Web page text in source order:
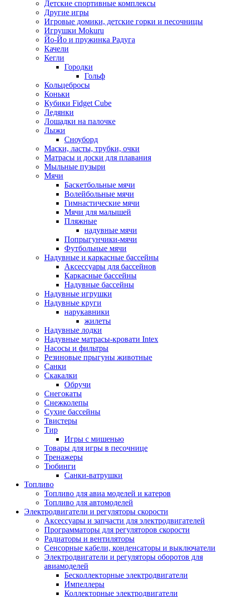
Детские спортивные комплексы
Другие игры
Игровые домики, детские горки и песочницы
Игрушки Mokuru
Йо-Йо и пружинка Радуга
Качели
Кегли
Городки
Гольф
Кольцебросы
Коньки
Кубики Fidget Cube
Ледянки
Лошадки на палочке
Лыжи
Сноуборд
Маски, ласты, трубки, очки
Матрасы и доски для плавания
Мыльные пузыри
Мячи
Баскетбольные мячи
Волейбольные мячи
Гимнастические мячи
Мячи для малышей
Пляжные
надувные мячи
Попрыгунчики-мячи
Футбольные мячи
Надувные и каркасные бассейны
Аксессуары для бассейнов
Каркасные бассейны
Надувные бассейны
Надувные игрушки
Надувные круги
нарукавники
жилеты
Надувные лодки
Надувные матрасы-кровати Intex
Насосы и фильтры
Резиновые прыгуны животные
Санки
Скакалки
Обручи
Снегокаты
Снежколепы
Сухие бассейны
Твистеры
Тир
Игры с мишенью
Товары для игры в песочнице
Тренажеры
Тюбинги
Санки-ватрушки
Топливо
Топливо для авиа моделей и катеров
Топливо для автомоделей
Электродвигатели и регуляторы скорости
Аксессуары и запчасти для электродвигателей
Программаторы для регуляторов скорости
Радиаторы и вентиляторы
Сенсорные кабели, конденсаторы и выключатели
Электродвигатели и регуляторы оборотов для
авиамоделей
Бесколлекторные электродвигатели
Импеллеры
Коллекторные электродвигатели